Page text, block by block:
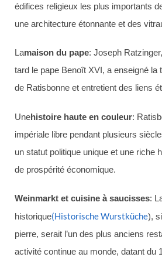
édifices religieux les plus importants
une architecture étonnante et des
Lamaison du pape: Joseph
tard le pape Benoît XVI, a enseigné la
de Ratisbonne et entretient des liens
Unehistoire haute en couleur:
impériale libre pendant plusieurs
un statut politique unique et une riche
de prospérité économique.
Weinmarkt et cuisine à saucisses:
historique(Historische Wurstküche),
pierre, serait l’un des plus anciens
activité continue au monde, datant du